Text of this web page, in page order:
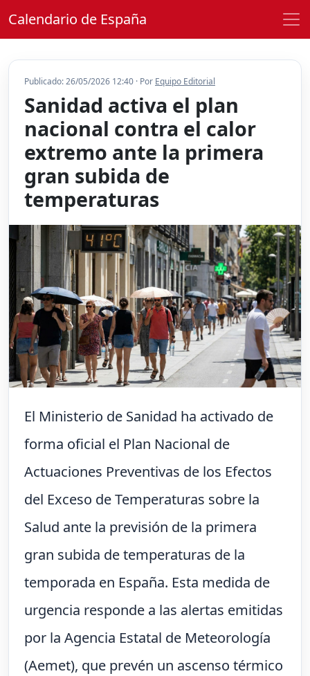
Calendario de España
Publicado: 26/05/2026 12:40 · Por Equipo Editorial
Sanidad activa el plan
nacional contra el calor
extremo ante la primera
gran subida de
temperaturas
El Ministerio de Sanidad ha activado de
forma oficial el Plan Nacional de
Actuaciones Preventivas de los Efectos
del Exceso de Temperaturas sobre la
Salud ante la previsión de la primera
gran subida de temperaturas de la
temporada en España. Esta medida de
urgencia responde a las alertas emitidas
por la Agencia Estatal de Meteorología
(Aemet), que prevén un ascenso térmico